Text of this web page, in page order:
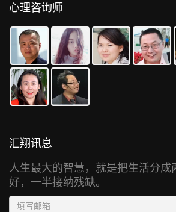
心理咨询师
汇翔讯息
人生最大的智慧，就是把生活分成
好，一半接纳残缺。
Email address